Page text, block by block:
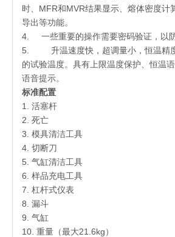
时、MFR和MVR结果显示、熔体密度计
导出等功能。
4. 一些重要的操作需要密码验证，以防
5. 升温速度快，超调量小，恒温精度
的试验温度。具有上限温度保护、恒温
语音提示。
标准配置
1. 活塞杆
2. 死亡
3. 模具清洁工具
4. 切断刀
5. 气缸清洁工具
6. 样品充电工具
7. 杠杆式仪表
8. 漏斗
9. 气缸
10. 重量（最大21.6kg）